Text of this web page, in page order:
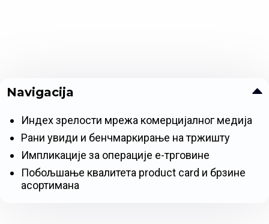
Navigacija
Индеx зрелости мрежа комерцијалног медија
Рани увиди и бенчмаркирање на тржишту
Импликације за операције е-трговине
Побољшање квалитета product card и брзине
асортимана